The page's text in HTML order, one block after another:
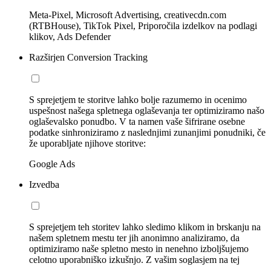
Meta-Pixel, Microsoft Advertising, creativecdn.com
(RTBHouse), TikTok Pixel, Priporočila izdelkov na podlagi
klikov, Ads Defender
Razširjen Conversion Tracking
S sprejetjem te storitve lahko bolje razumemo in ocenimo
uspešnost našega spletnega oglaševanja ter optimiziramo našo
oglaševalsko ponudbo. V ta namen vaše šifrirane osebne
podatke sinhroniziramo z naslednjimi zunanjimi ponudniki, če
že uporabljate njihove storitve:
Google Ads
Izvedba
S sprejetjem teh storitev lahko sledimo klikom in brskanju na
našem spletnem mestu ter jih anonimno analiziramo, da
optimiziramo naše spletno mesto in nenehno izboljšujemo
celotno uporabniško izkušnjo. Z vašim soglasjem na tej